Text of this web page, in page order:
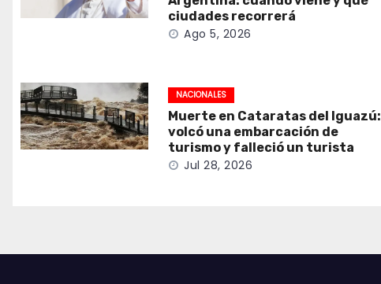
ciudades recorrerá
Ago 5, 2026
NACIONALES
Muerte en Cataratas del Iguazú:
volcó una embarcación de
turismo y falleció un turista
Jul 28, 2026